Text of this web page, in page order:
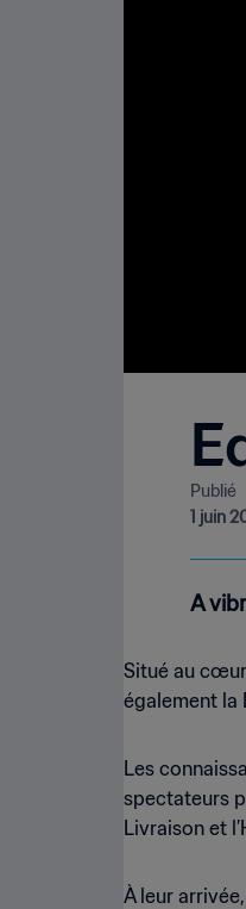
Publié
1 juin
A
Situé au
également la
Les
spectateurs
Livraison et
À leur